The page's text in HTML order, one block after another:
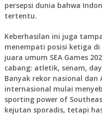
persepsi dunia bahwa
tertentu.
Keberhasilan ini juga
menempati posisi ketiga di
juara umum SEA Games
cabang: atletik, senam,
Banyak rekor nasional dan
internasional mulai
sporting power of
kejutan sporadis, tetapi